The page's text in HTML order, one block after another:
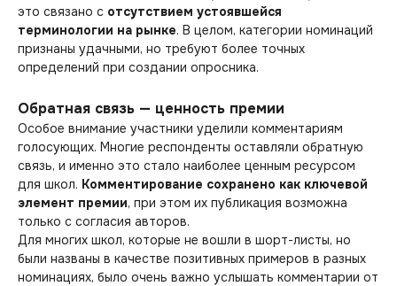
это связано с отсутствием устоявшейся
терминологии на рынке. В целом, категории номинаций
признаны удачными, но требуют более точных
определений при создании опросника.
Обратная связь — ценность премии
Особое внимание участники уделили комментариям
голосующих. Многие респонденты оставляли обратную
связь, и именно это стало наиболее ценным ресурсом
для школ. Комментирование сохранено как ключевой
элемент премии, при этом их публикация возможна
только с согласия авторов.
Для многих школ, которые не вошли в шорт-листы, но
были названы в качестве позитивных примеров в разных
номинациях, было очень важно услышать комментарии от